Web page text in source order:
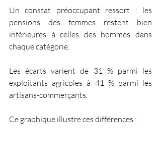
Un constat préoccupant ressort : les
pensions des femmes restent bien
inférieures à celles des hommes dans
chaque catégorie.
Les écarts varient de 31 % parmi les
exploitants agricoles à 41 % parmi les
artisans-commerçants.
Ce graphique illustre ces différences :